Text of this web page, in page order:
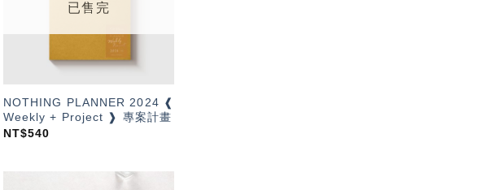
已售完
NOTHING PLANNER 2024 ❰
Weekly + Project ❱ 專案計畫
NT$540